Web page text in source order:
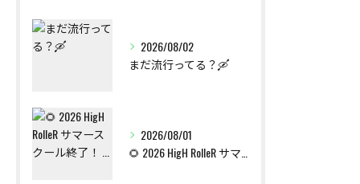
2026/08/02
まだ流行ってる？🛶
2026/08/01
🌻 2026 HigH RolleR サマースクール終了！ ...